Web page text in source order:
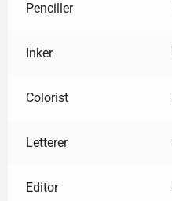
Penciller
Inker
Colorist
Letterer
Editor